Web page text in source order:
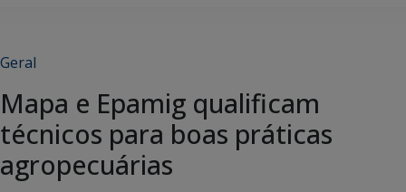
Geral
Mapa e Epamig qualificam
técnicos para boas práticas
agropecuárias